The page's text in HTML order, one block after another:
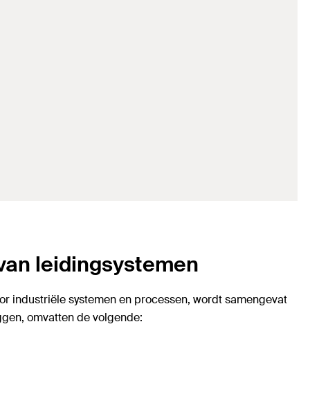
leidingsystemen
industriële systemen en processen, wordt samengevat
omvatten de volgende: